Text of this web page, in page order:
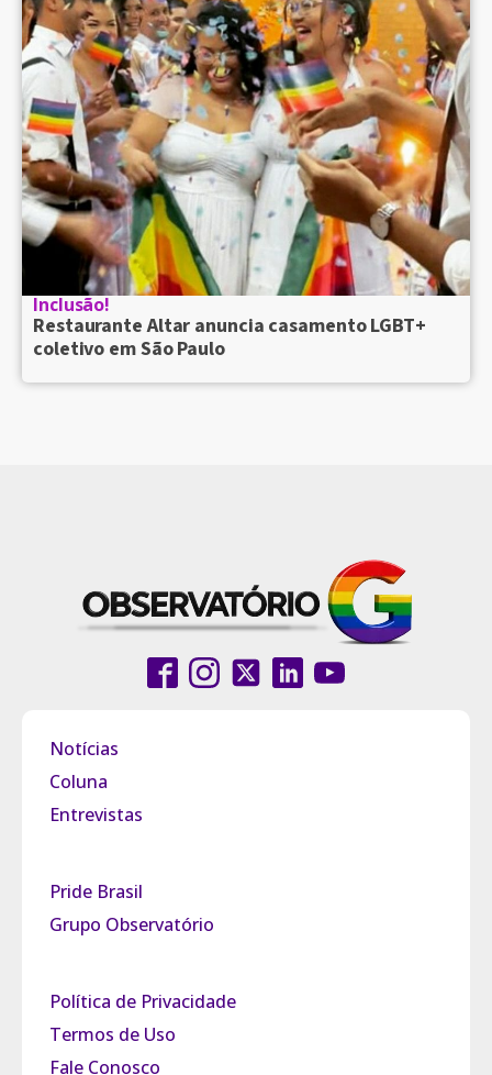
Inclusão!
Restaurante Altar anuncia casamento LGBT+
coletivo em São Paulo
Notícias
Coluna
Entrevistas
Pride Brasil
Grupo Observatório
Política de Privacidade
Termos de Uso
Fale Conosco